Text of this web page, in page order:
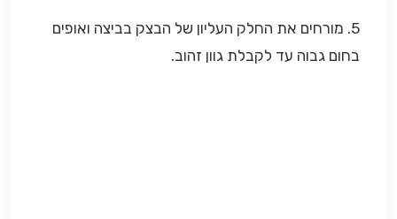
5. מורחים את החלק העליון של הבצק בביצה ואופים
בחום גבוה עד לקבלת גוון זהוב.